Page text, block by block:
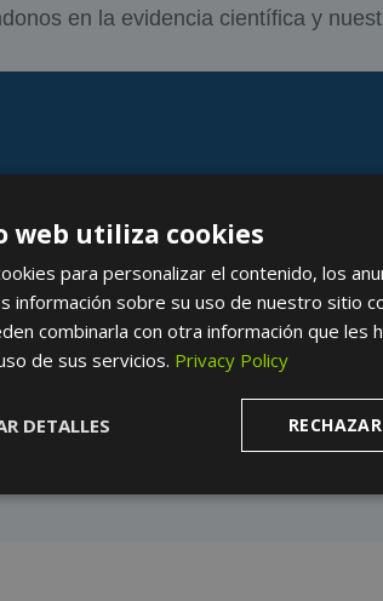
en la evidencia científica y
web utiliza cookies
para personalizar el contenido, los
información sobre su uso de nuestro sitio
combinarla con otra información que les
de sus servicios. Privacy Policy
DETALLES